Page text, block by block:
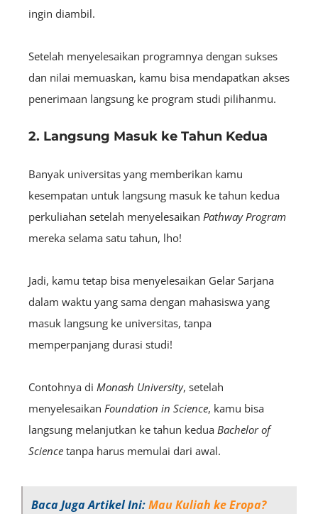
ingin diambil.
Setelah menyelesaikan programnya dengan sukses
dan nilai memuaskan, kamu bisa mendapatkan akses
penerimaan langsung ke program studi pilihanmu.
2. Langsung Masuk ke Tahun Kedua
Banyak universitas yang memberikan kamu
kesempatan untuk langsung masuk ke tahun kedua
perkuliahan setelah menyelesaikan Pathway Program
mereka selama satu tahun, lho!
Jadi, kamu tetap bisa menyelesaikan Gelar Sarjana
dalam waktu yang sama dengan mahasiswa yang
masuk langsung ke universitas, tanpa
memperpanjang durasi studi!
Contohnya di Monash University, setelah
menyelesaikan Foundation in Science, kamu bisa
langsung melanjutkan ke tahun kedua Bachelor of
Science tanpa harus memulai dari awal.
Baca Juga Artikel Ini:Mau Kuliah ke Eropa?